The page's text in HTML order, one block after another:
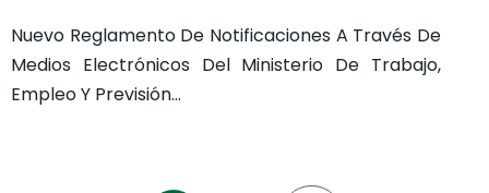
Nuevo Reglamento De Notificaciones A Través De
Medios Electrónicos Del Ministerio De Trabajo,
Empleo Y Previsión…